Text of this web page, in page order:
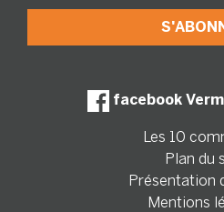
facebook
Les 10
Plan du
Présentation
Mentions